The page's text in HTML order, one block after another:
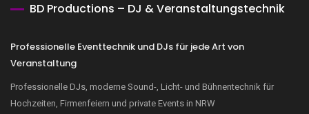
BD Productions – DJ & Veranstaltungstechnik
Professionelle Eventtechnik und DJs für jede Art von
Veranstaltung
Professionelle DJs, moderne Sound-, Licht- und Bühnentechnik für
Hochzeiten, Firmenfeiern und private Events in NRW